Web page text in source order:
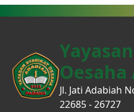
Oesaha
Jl. Jati Adabiah
22685 - 26727